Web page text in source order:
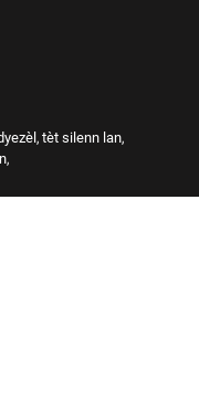
,tèt silenn lan,
,